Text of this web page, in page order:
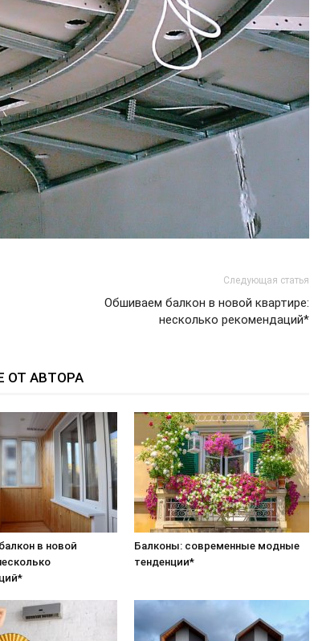
Следующая статья
Обшиваем балкон в новой квартире:
несколько рекомендаций*
ОТ АВТОРА
в новой
Балконы: современные модные
тенденции*